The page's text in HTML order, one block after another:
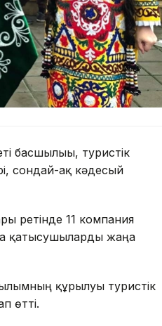
басшылығы, туристік
сондай-ақ кәдесый
ретінде 11 компания
қатысушыларды жаңа
құрылуы туристік
өтті.